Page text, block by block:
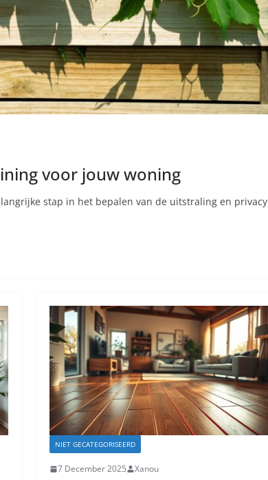
voor jouw woning
stap in het bepalen van de uitstraling en privacy
NIET GECATEGORISEERD
7 December 2025 Xanou